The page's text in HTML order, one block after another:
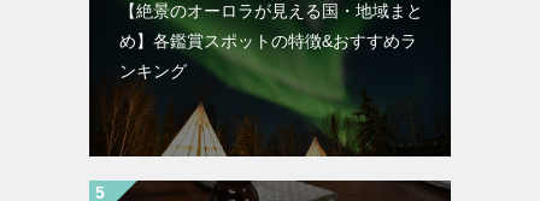
【絶景のオーロラが見える国・地域まと
め】各鑑賞スポットの特徴&おすすめラ
ンキング